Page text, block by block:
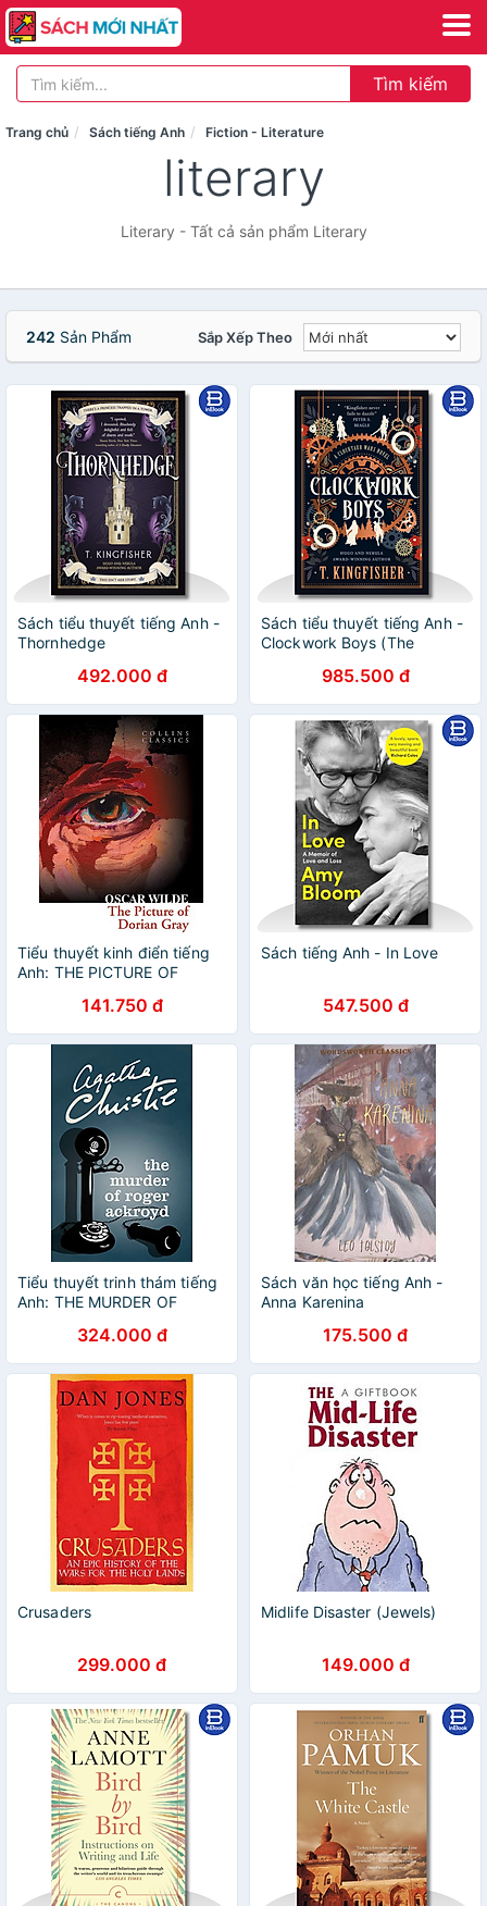
Tìm kiếm
Trang chủ Sách tiếng Anh Fiction - Literature
literary
Literary - Tất cả sản phẩm Literary
242 Sản Phẩm Sắp Xếp Theo
Sách tiểu thuyết tiếng Anh -
Thornhedge
492.000 đ
Sách tiểu thuyết tiếng Anh -
Clockwork Boys (The
985.500 đ
Tiểu thuyết kinh điển tiếng
Anh: THE PICTURE OF
141.750 đ
Sách tiếng Anh - In Love
547.500 đ
Tiểu thuyết trinh thám tiếng
Anh: THE MURDER OF
Poirot Mysteries)
324.000 đ
Sách văn học tiếng Anh -
Anna Karenina
175.500 đ
Crusaders
299.000 đ
Midlife Disaster (Jewels)
149.000 đ